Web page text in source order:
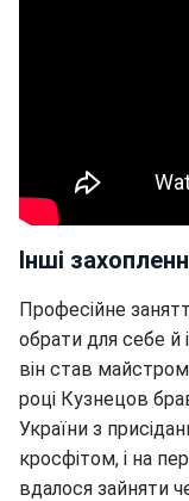
Інші
Професійне
обрати для себе й
він став
році Кузнецов
України з
кросфітом, і на
вдалося зайняти